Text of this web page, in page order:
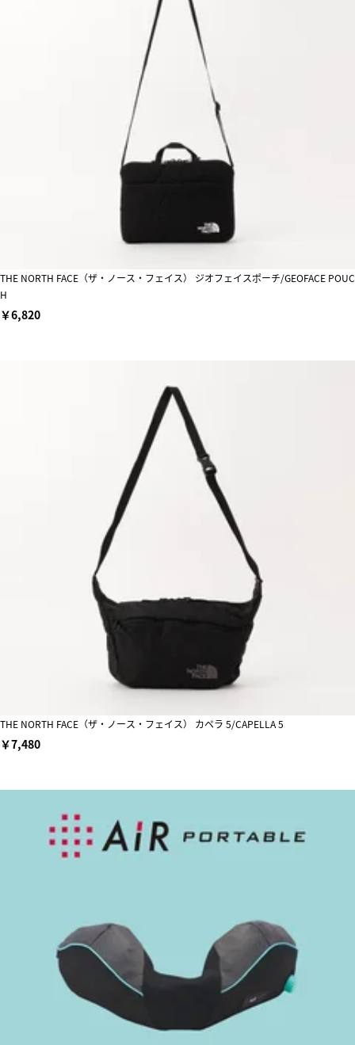
THE NORTH FACE（ザ・ノース・フェイス） ジオフェイスポーチ/GEOFACE POUC
H
￥6,820
THE NORTH FACE（ザ・ノース・フェイス） カペラ 5/CAPELLA 5
￥7,480